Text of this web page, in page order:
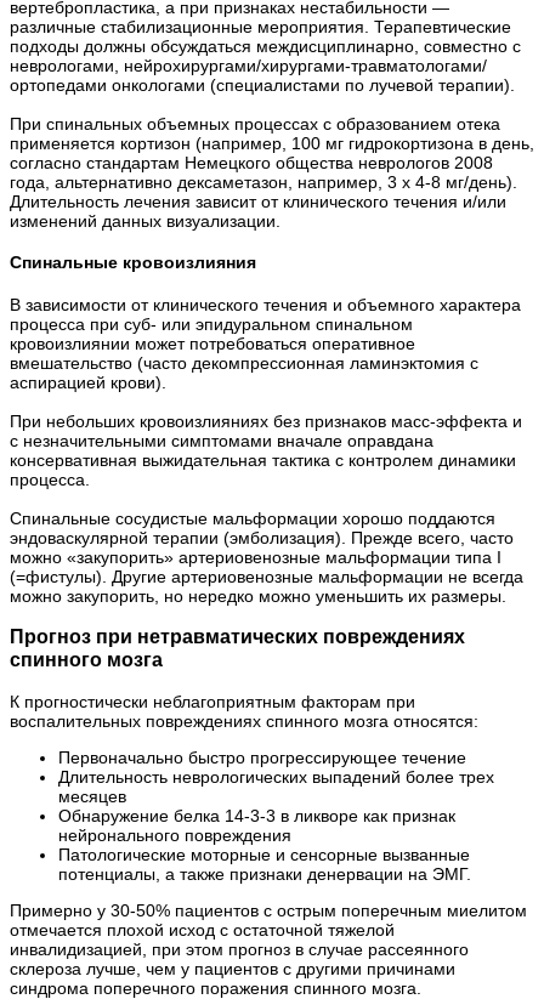
вертебропластика, а при признаках нестабильности —
различные стабилизационные мероприятия. Терапевтические
подходы должны обсуждаться междисциплинарно, совместно с
неврологами, нейрохирургами/хирургами-травматологами/
ортопедами онкологами (специалистами по лучевой терапии).
При спинальных объемных процессах с образованием отека
применяется кортизон (например, 100 мг гидрокортизона в день,
согласно стандартам Немецкого общества неврологов 2008
года, альтернативно дексаметазон, например, 3 х 4-8 мг/день).
Длительность лечения зависит от клинического течения и/или
изменений данных визуализации.
Спинальные кровоизлияния
В зависимости от клинического течения и объемного характера
процесса при суб- или эпидуральном спинальном
кровоизлиянии может потребоваться оперативное
вмешательство (часто декомпрессионная ламинэктомия с
аспирацией крови).
При небольших кровоизлияниях без признаков масс-эффекта и
с незначительными симптомами вначале оправдана
консервативная выжидательная тактика с контролем динамики
процесса.
Спинальные сосудистые мальформации хорошо поддаются
эндоваскулярной терапии (эмболизация). Прежде всего, часто
можно «закупорить» артериовенозные мальформации типа I
(=фистулы). Другие артериовенозные мальформации не всегда
можно закупорить, но нередко можно уменьшить их размеры.
Прогноз при нетравматических повреждениях
спинного мозга
К прогностически неблагоприятным факторам при
воспалительных повреждениях спинного мозга относятся:
Первоначально быстро прогрессирующее течение
Длительность неврологических выпадений более трех
месяцев
Обнаружение белка 14-3-3 в ликворе как признак
нейронального повреждения
Патологические моторные и сенсорные вызванные
потенциалы, а также признаки денервации на ЭМГ.
Примерно у 30-50% пациентов с острым поперечным миелитом
отмечается плохой исход с остаточной тяжелой
инвалидизацией, при этом прогноз в случае рассеянного
склероза лучше, чем у пациентов с другими причинами
синдрома поперечного поражения спинного мозга.